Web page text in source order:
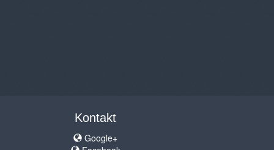
Kontakt
Google+